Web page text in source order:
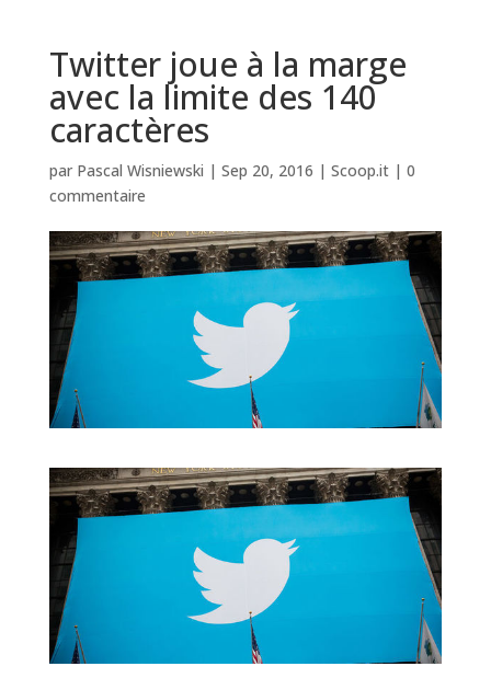
Twitter joue à la marge
avec la limite des 140
caractères
par Pascal Wisniewski | Sep 20, 2016 | Scoop.it| 0
commentaire